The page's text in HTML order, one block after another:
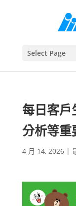
Select Page
每日客戶
分析等重
4 月 14, 2026|